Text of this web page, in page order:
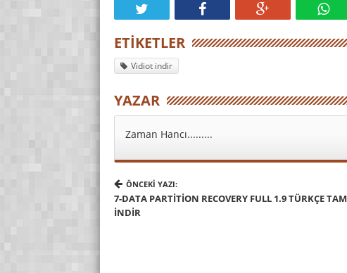
ETIKETLER
Vidiot indir
YAZAR
Zaman Hancı.........
ÖNCEKI YAZI:
7-DATA PARTITION RECOVERY FULL 1.9 TÜRKÇE TAM
INDIR